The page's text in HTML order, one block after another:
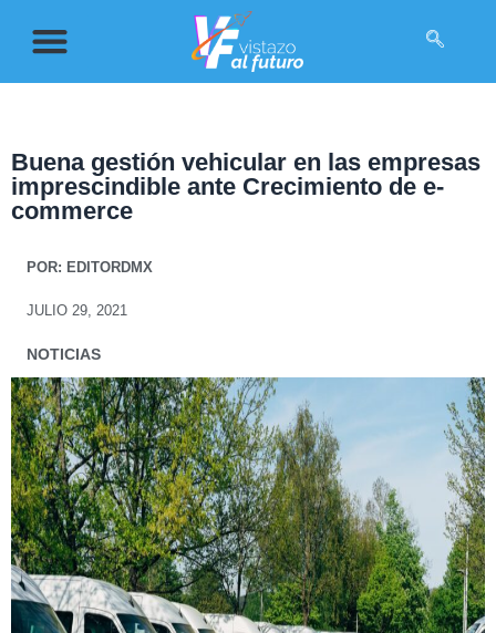
Buena gestión vehicular en las empresas
imprescindible ante Crecimiento de e-
commerce
POR: EDITORDMX
JULIO 29, 2021
NOTICIAS